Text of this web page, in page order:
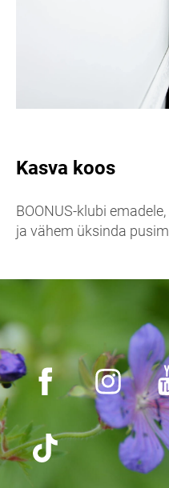
Kasva koos
BOONUS-klubi
ja vähem üksinda